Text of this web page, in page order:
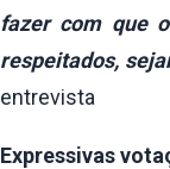
fazer com que
respeitados,
entrevista
Expressivas